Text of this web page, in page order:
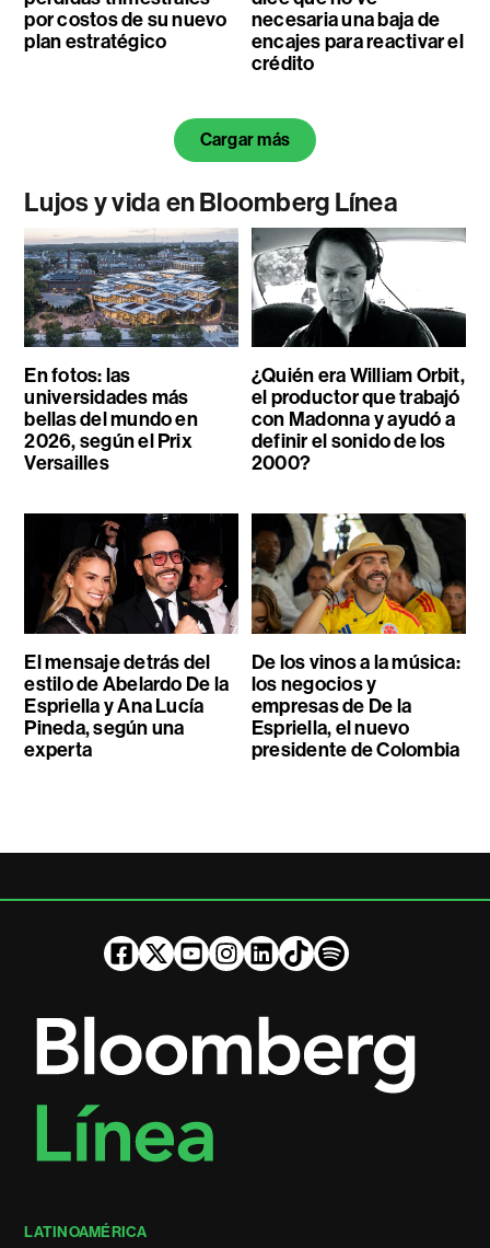
por costos de su nuevo
plan estratégico
necesaria una baja de
encajes para reactivar el
crédito
Cargar más
Lujos y vida en Bloomberg Línea
En fotos: las
universidades más
bellas del mundo en
2026, según el Prix
Versailles
¿Quién era William Orbit,
el productor que trabajó
con Madonna y ayudó a
definir el sonido de los
2000?
El mensaje detrás del
estilo de Abelardo De la
Espriella y Ana Lucía
Pineda, según una
experta
De los vinos a la música:
los negocios y
empresas de De la
Espriella, el nuevo
presidente de Colombia
LATINOAMÉRICA